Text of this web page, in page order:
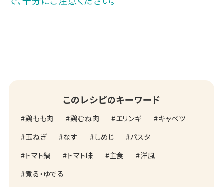
このレシピのキーワード
鶏もも肉 鶏むね肉 エリンギ
キャベツ
玉ねぎ
なす しめじ
パスタ
トマト鍋
トマト味 主食
洋風
煮る・ゆでる